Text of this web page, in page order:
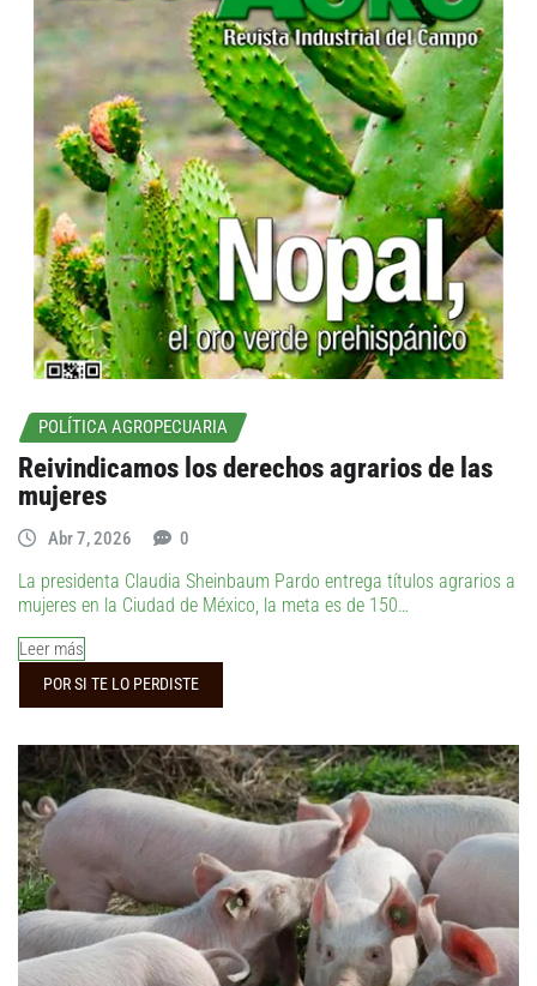
POLÍTICA AGROPECUARIA
Reivindicamos los derechos agrarios de las
mujeres
Abr 7, 2026 0
La presidenta Claudia Sheinbaum Pardo entrega títulos agrarios a
mujeres en la Ciudad de México, la meta es de 150…
Leer más
POR SI TE LO PERDISTE